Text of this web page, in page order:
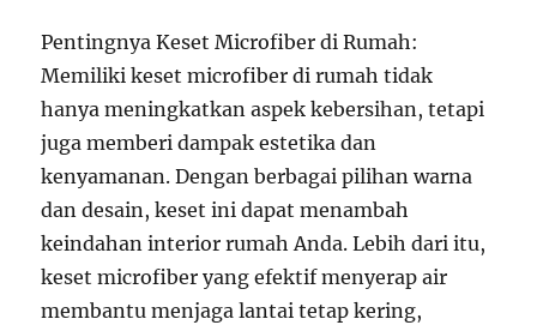
Pentingnya Keset Microfiber di Rumah:
Memiliki keset microfiber di rumah tidak
hanya meningkatkan aspek kebersihan, tetapi
juga memberi dampak estetika dan
kenyamanan. Dengan berbagai pilihan warna
dan desain, keset ini dapat menambah
keindahan interior rumah Anda. Lebih dari itu,
keset microfiber yang efektif menyerap air
membantu menjaga lantai tetap kering,